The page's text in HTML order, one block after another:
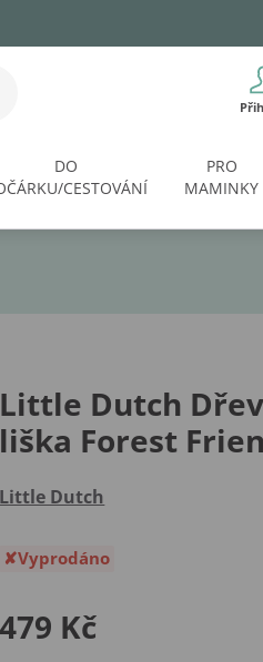
DO
CESTOVÁNÍ
PRO
MAMINKY
Little Dutch
liška Forest
Little Dutch
Vyprodáno
479 Kč